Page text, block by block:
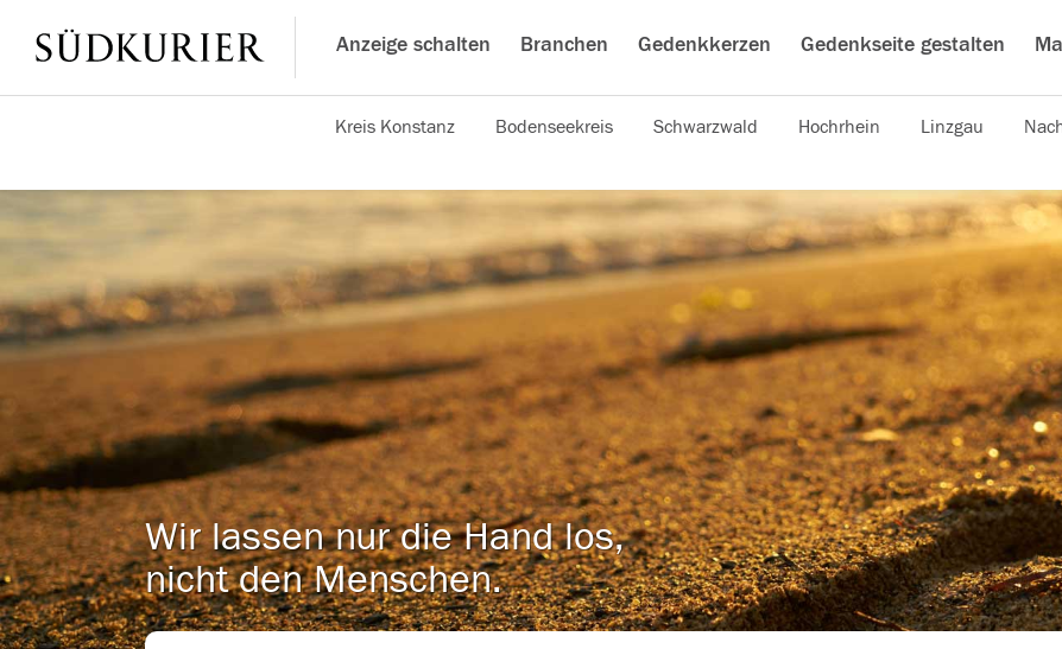
Anzeige schalten Branchen Gedenkkerzen Gedenkseite gestalten
Kreis Konstanz Bodenseekreis Schwarzwald Hochrhein Linzgau
Wir lassen nur die Hand los,
nicht den Menschen.